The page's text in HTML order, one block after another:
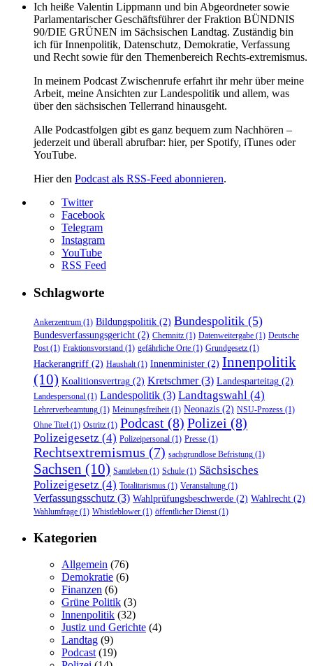
Ich heiße Valentin Lippmann und bin Abgeordneter sowie
Parlamentarischer Geschäftsführer der Fraktion BÜNDNIS
90/DIE GRÜNEN im Sächsischen Landtag. Zuständig bin
ich für Innenpolitik, Datenschutz, Demokratie, Verfassung
und Recht sowie für den Themenbereich Rechts-extremismus.
In meinem Podcast Zwischenrufe erfahrt ihr mehr über meine
Arbeit, meine Ansichten zur Landespolitik und allem, was
über den sächsischen Tellerrand hinausgeht.
Alle Podcastfolgen gibt es ganz bequem zum Nachhören –
jederzeit und überall abrufbar: hier, per Spotify, iTunes oder
YouTube.
Hier den Podcast als RSS-Feed abonnieren.
Twitter
Facebook
Telegram
Instagram
YouTube
RSS Feed
Schlagworte
Ankerzentrum (1) Bildungspolitik (2) Bundespolitik (5)
Bundesverfassungsgericht (2) Chemnitz (1) Datenweitergabe (1) Deutsche
Post(1) Fraktionsvorstand (1) gefährliche Orte (1) Grundgesetz (1)
Hackerangriff (2) Haushalt(1) Innenminister (2) Innenpolitik
(10) Koalitionsvertrag (2) Kretschmer(3) Landesparteitag (2)
Landespersonal (1) Landespolitik (3) Landtagswahl (4)
Lehrerverbeamtung (1) Meinungsfreiheit(1) Neonazis (2) NSU-Prozess (1)
Ohne Titel (1) Ostritz (1) Podcast (8) Polizei (8)
Polizeigesetz (4) Polizeipersonal (1) Presse (1)
Rechtsextremismus (7) sachgrundlose Befristung (1)
Sachsen (10) Samtleben (1) Schule (1) Sächsisches
Polizeigesetz (4) Totalitarismus (1) Veranstaltung (1)
Verfassungsschutz (3) Wahlprüfungsbeschwerde (2) Wahlrecht (2)
Wahlumfrage (1) Whistleblower (1) öffentlicher Dienst(1)
Kategorien
Allgemein (76)
Demokratie (6)
Finanzen (6)
Grüne Politik (3)
Innenpolitik (32)
Justiz und Gerichte (4)
Landtag (9)
Podcast (19)